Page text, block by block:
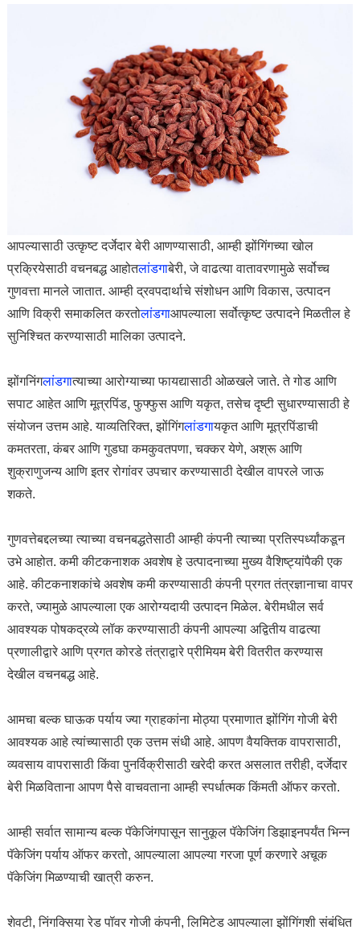
आपल्यासाठी उत्कृष्ट दर्जेदार बेरी आणण्यासाठी, आम्ही झोंगिंगच्या खोल
प्रक्रियेसाठी वचनबद्ध आहोतलांडगाबेरी, जे वाढत्या वातावरणामुळे सर्वोच्च
गुणवत्ता मानले जातात. आम्ही द्रवपदार्थाचे संशोधन आणि विकास, उत्पादन
आणि विक्री समाकलित करतोलांडगाआपल्याला सर्वोत्कृष्ट उत्पादने मिळतील हे
सुनिश्चित करण्यासाठी मालिका उत्पादने.
झोंगनिंगलांडगात्याच्या आरोग्याच्या फायद्यासाठी ओळखले जाते. ते गोड आणि
सपाट आहेत आणि मूत्रपिंड, फुफ्फुस आणि यकृत, तसेच दृष्टी सुधारण्यासाठी हे
संयोजन उत्तम आहे. याव्यतिरिक्त, झोंगिंगलांडगायकृत आणि मूत्रपिंडाची
कमतरता, कंबर आणि गुडघा कमकुवतपणा, चक्कर येणे, अश्रू आणि
शुक्राणुजन्य आणि इतर रोगांवर उपचार करण्यासाठी देखील वापरले जाऊ
शकते.
गुणवत्तेबद्दलच्या त्याच्या वचनबद्धतेसाठी आम्ही कंपनी त्याच्या प्रतिस्पर्ध्यांकडून
उभे आहोत. कमी कीटकनाशक अवशेष हे उत्पादनाच्या मुख्य वैशिष्ट्यांपैकी एक
आहे. कीटकनाशकांचे अवशेष कमी करण्यासाठी कंपनी प्रगत तंत्रज्ञानाचा वापर
करते, ज्यामुळे आपल्याला एक आरोग्यदायी उत्पादन मिळेल. बेरीमधील सर्व
आवश्यक पोषकद्रव्ये लॉक करण्यासाठी कंपनी आपल्या अद्वितीय वाढत्या
प्रणालीद्वारे आणि प्रगत कोरडे तंत्राद्वारे प्रीमियम बेरी वितरीत करण्यास
देखील वचनबद्ध आहे.
आमचा बल्क घाऊक पर्याय ज्या ग्राहकांना मोठ्या प्रमाणात झोंगिंग गोजी बेरी
आवश्यक आहे त्यांच्यासाठी एक उत्तम संधी आहे. आपण वैयक्तिक वापरासाठी,
व्यवसाय वापरासाठी किंवा पुनर्विक्रीसाठी खरेदी करत असलात तरीही, दर्जेदार
बेरी मिळविताना आपण पैसे वाचवताना आम्ही स्पर्धात्मक किंमती ऑफर करतो.
आम्ही सर्वात सामान्य बल्क पॅकेजिंगपासून सानुकूल पॅकेजिंग डिझाइनपर्यंत भिन्न
पॅकेजिंग पर्याय ऑफर करतो, आपल्याला आपल्या गरजा पूर्ण करणारे अचूक
पॅकेजिंग मिळण्याची खात्री करुन.
शेवटी, निंगक्सिया रेड पॉवर गोजी कंपनी, लिमिटेड आपल्याला झोंगिंगशी संबंधित